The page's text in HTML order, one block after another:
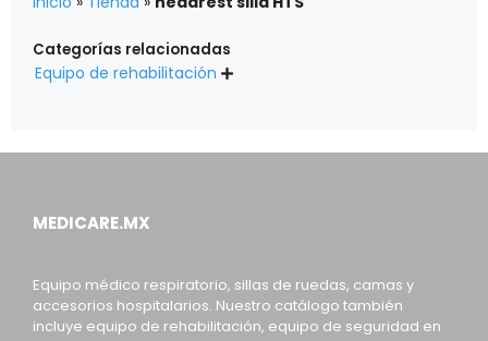
Categorías relacionadas
Equipo de rehabilitación 
MEDICARE.MX
Equipo médico respiratorio, sillas de ruedas, camas y
accesorios hospitalarios. Nuestro catálogo también
incluye equipo de rehabilitación, equipo de seguridad en